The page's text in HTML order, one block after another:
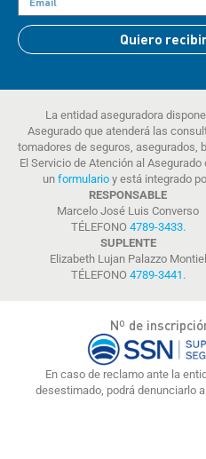
Quiero
La entidad aseguradora
Asegurado que atenderá las
tomadores de seguros, asegurados,
El Servicio de Atención al Asegurado
un formulario y está integrado
RESPONSABLE
Marcelo José Luis Converso
TÉLEFONO 4789-3433.
SUPLENTE
Elizabeth Lujan Palazzo Montiel
TÉLEFONO 4789-3441 .
Nº de
En caso de reclamo ante la
desestimado, podrá denunciarlo